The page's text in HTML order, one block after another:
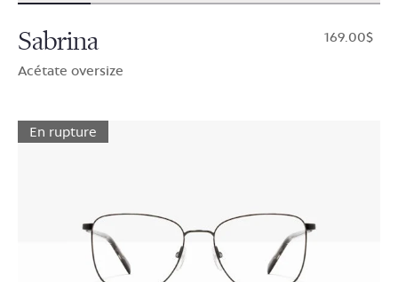
Sabrina
Acétate oversize
$169.00
En rupture